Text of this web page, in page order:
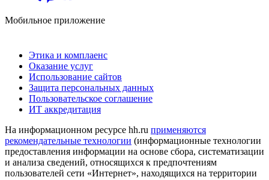
Мобильное приложение
Этика и комплаенс
Оказание услуг
Использование сайтов
Защита персональных данных
Пользовательское соглашение
ИТ аккредитация
На информационном ресурсе hh.ru применяются
рекомендательные технологии (информационные технологии
предоставления информации на основе сбора, систематизации
и анализа сведений, относящихся к предпочтениям
пользователей сети «Интернет», находящихся на территории